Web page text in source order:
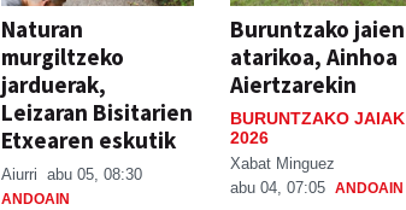
Naturan
murgiltzeko
jarduerak,
Leizaran Bisitarien
Etxearen eskutik
Aiurri abu 05, 08:30
ANDOAIN
Buruntzako jaien
atarikoa, Ainhoa
Aiertzarekin
BURUNTZAKO JAIAK
2026
Xabat Minguez
abu 04, 07:05 ANDOAIN